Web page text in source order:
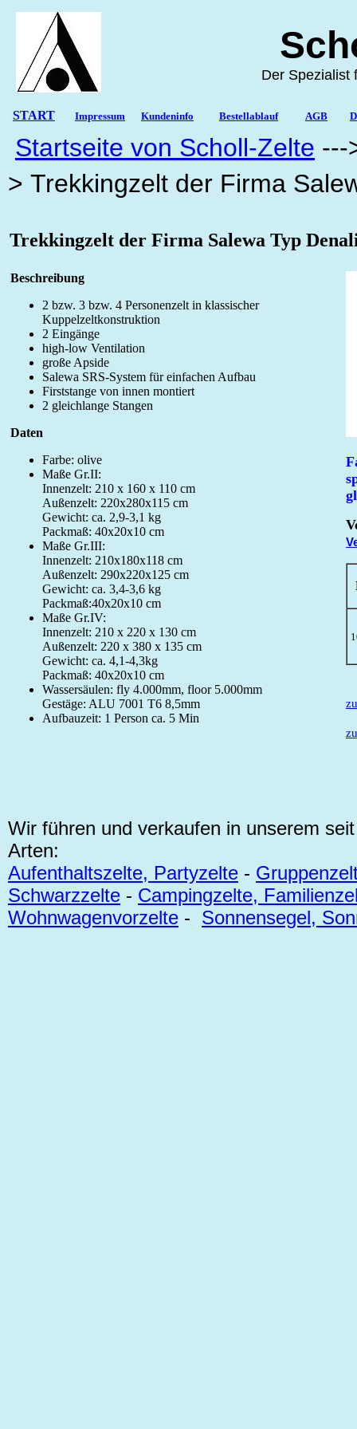
Der
START Impressum Kundeninfo Bestellablauf AGB
Startseite von Scholl-Zelte
> Trekkingzelt der Firma
Trekkingzelt der Firma Salewa Typ
Beschreibung
2 bzw. 3 bzw. 4 Personenzelt in klassischer
Kuppelzeltkonstruktion
2 Eingänge
high-low Ventilation
große Apside
Salewa SRS-System für einfachen Aufbau
Firststange von innen montiert
2 gleichlange Stangen
Daten
Farbe: olive
Maße Gr.II:
Innenzelt: 210 x 160 x 110 cm
Außenzelt: 220x280x115 cm
Gewicht: ca. 2,9-3,1 kg
Packmaß: 40x20x10 cm
Maße Gr.III:
Innenzelt: 210x180x118 cm
Außenzelt: 290x220x125 cm
Gewicht: ca. 3,4-3,6 kg
Packmaß:40x20x10 cm
Maße Gr.IV:
Innenzelt: 210 x 220 x 130 cm
Außenzelt: 220 x 380 x 135 cm
Gewicht: ca. 4,1-4,3kg
Packmaß: 40x20x10 cm
Wassersäulen: fly 4.000mm, floor 5.000mm
Gestäge: ALU 7001 T6 8,5mm
Aufbauzeit: 1 Person ca. 5 Min
Wir führen und verkaufen in unserem
Arten:
Aufenthaltszelte, Partyzelte -
Schwarzzelte - Campingzelte,
Wohnwagenvorzelte - Sonnensegel,